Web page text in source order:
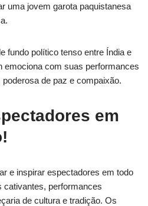
uma jovem garota paquistanesa
fundo político tenso entre Índia e
emociona com suas performances
de paz e compaixão.
em
e inspirar espectadores em todo
performances
de cultura e tradição. Os